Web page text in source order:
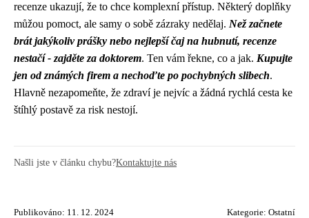
recenze ukazují, že to chce komplexní přístup. Některý doplňky
můžou pomoct, ale samy o sobě zázraky nedělaj. Než začnete
brát jakýkoliv prášky nebo nejlepší čaj na hubnutí, recenze
nestačí - zajděte za doktorem. Ten vám řekne, co a jak. Kupujte
jen od známých firem a nechoďte po pochybných slibech.
Hlavně nezapomeňte, že zdraví je nejvíc a žádná rychlá cesta ke
štíhlý postavě za risk nestojí.
Našli jste v článku chybu?Kontaktujte nás
Publikováno: 11. 12. 2024 Kategorie: Ostatní